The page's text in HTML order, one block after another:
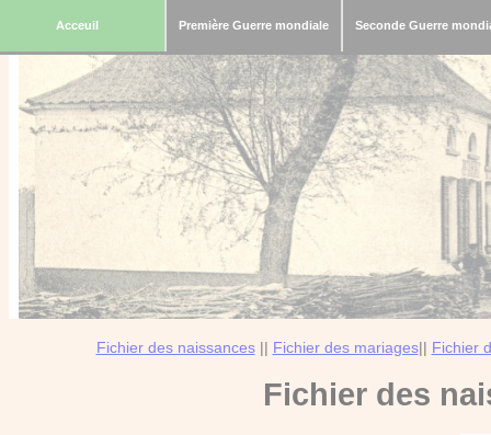
Acceuil Première Guerre mondiale Seconde Guerre
Fichier des naissances|| Fichier des mariages|| Fichier
Fichier des